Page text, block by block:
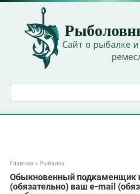
Перейти
контенту
Сайт о рыбалке
Главная » Рыбалка
Обыкновенный подкаменщик
(обязательно) ваш e-mail